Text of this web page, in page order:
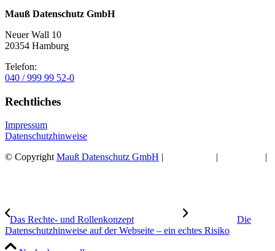
Mauß Datenschutz GmbH
Neuer Wall 10
20354 Hamburg
Telefon:
040 / 999 99 52-0
Rechtliches
Impressum
Datenschutzhinweise
© Copyright Mauß Datenschutz GmbH | |
|
Das Rechte- und Rollenkonzept
Die
Datenschutzhinweise auf der Webseite – ein echtes Risiko